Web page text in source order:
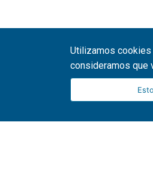
Utilizamos cookies
consideramos que